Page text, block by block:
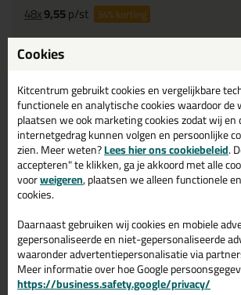
48x9,55p/st 34%korting
Waarom dit product?
5 sterren beoordeeld
Bewustduurzaam bouwen
Bewustmilieuvriendelijker
Bewustminder schadelijk
Bewusthoogste kwaliteit
Bewustgeen oplosmiddelen
Bewust
Omschrijving Video Specificaties
Cookies
Kitcentrum gebruikt cookies en vergelijkbare
functionele en analytische cookies waardoor
plaatsen we ook marketing cookies zodat wij
internetgedrag kunnen volgen en persoonlijke
zien. Meer weten?Lees hier ons cookiebeleid.
accepteren" te klikken, ga je akkoord met alle
voorweigeren, plaatsen we alleen functionele
cookies.
Daarnaast gebruiken wij cookies en mobiele
gepersonaliseerde en niet-gepersonaliseerde
waaronder advertentiepersonalisatie via
Meer informatie over hoe Google
https://business.safety.google/privacy/